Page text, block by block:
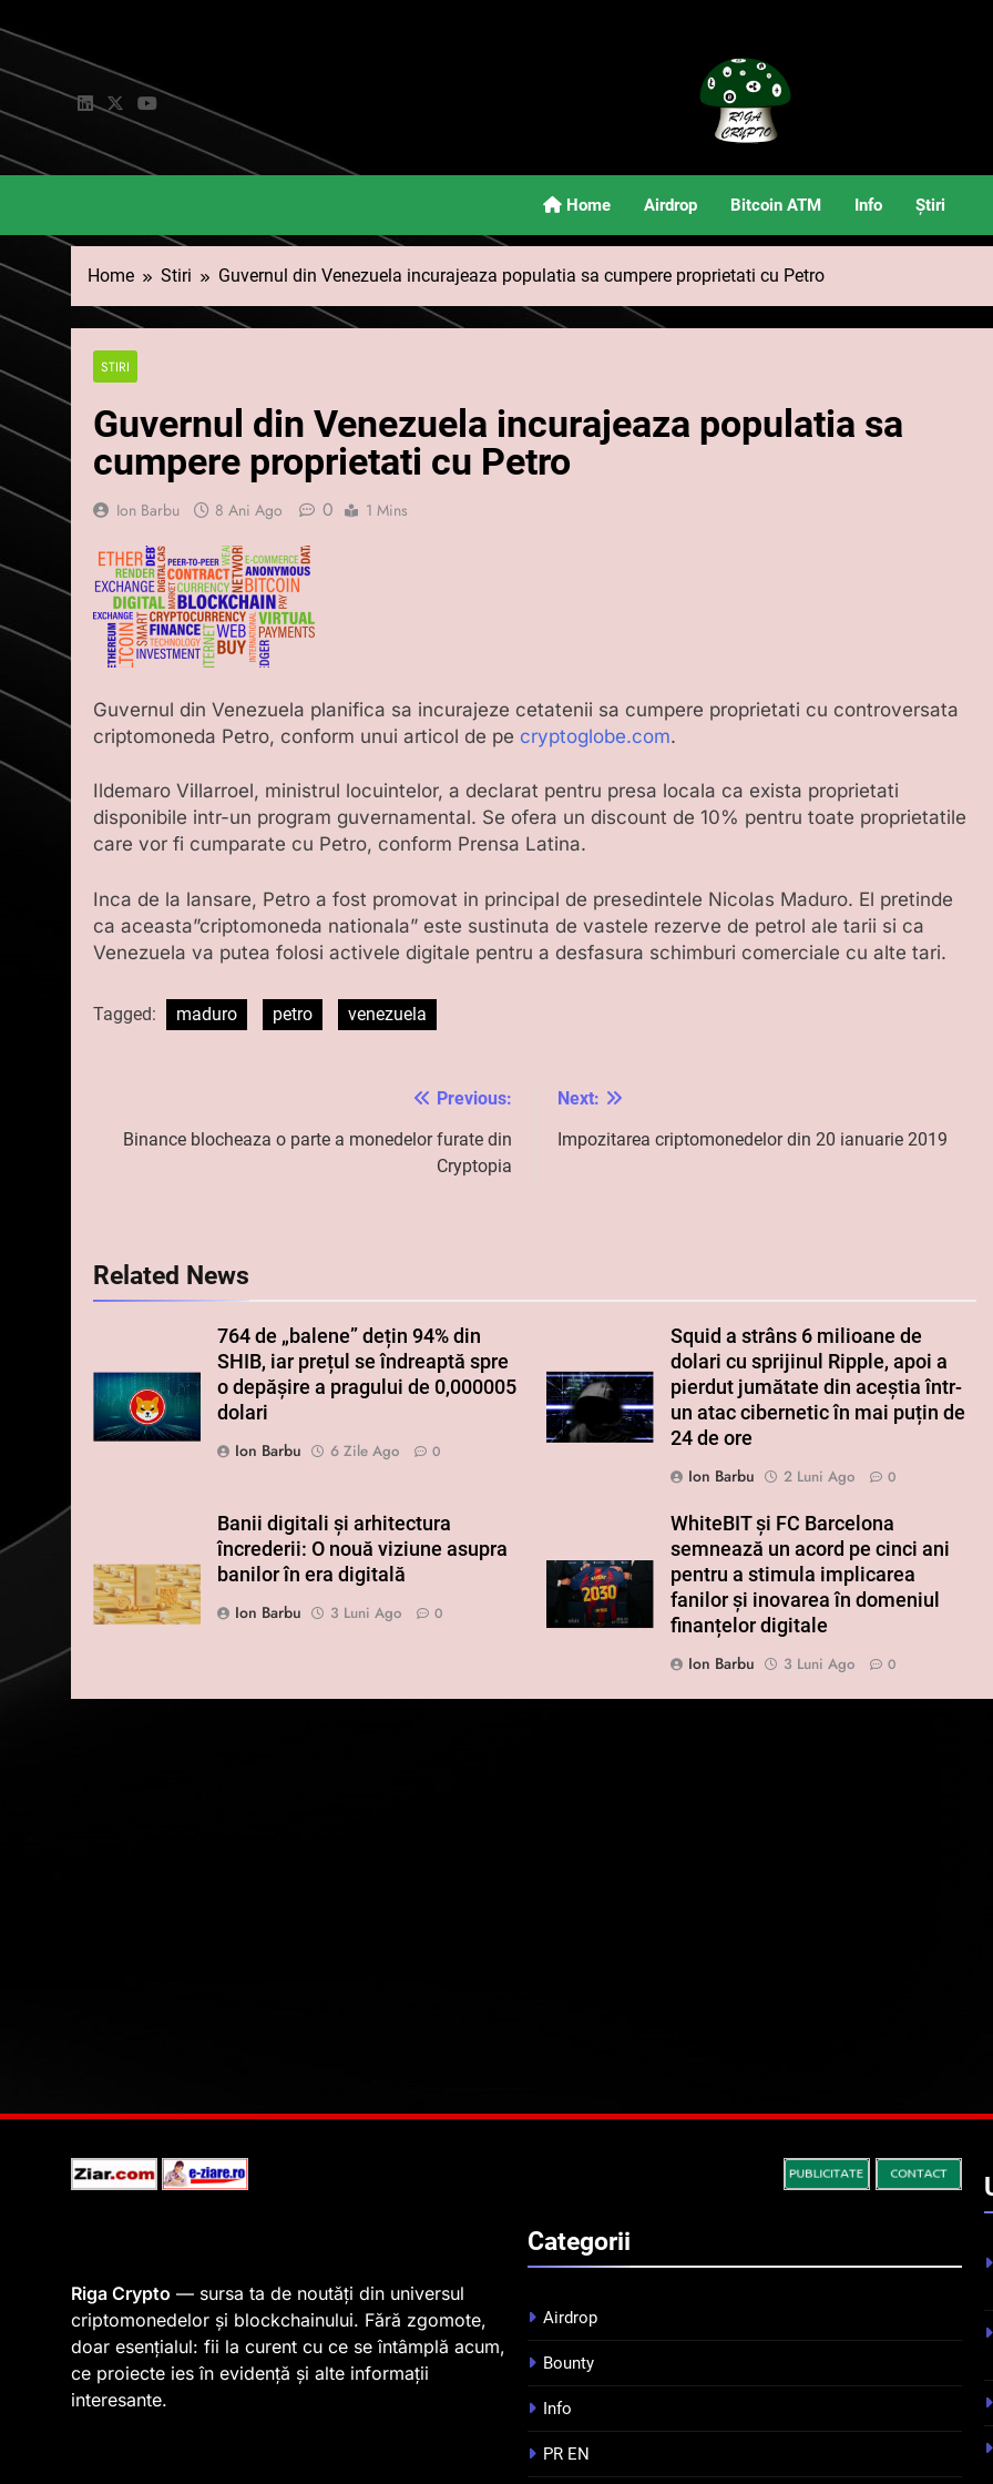
to
content
Riga Crypto
Știri Și Informații Despre Criptomonede.
Home Airdrop Bitcoin ATM Info Știri
Home Stiri Guvernul din Venezuela incurajeaza populatia sa cumpere proprietati cu Petro
STIRI
Guvernul din Venezuela incurajeaza populatia sa
cumpere proprietati cu Petro
Ion Barbu 8 Ani Ago 0 1 Mins
Guvernul din Venezuela planifica sa incurajeze cetatenii sa cumpere proprietati cu controversata
criptomoneda Petro, conform unui articol de pe cryptoglobe.com.
Ildemaro Villarroel, ministrul locuintelor, a declarat pentru presa locala ca exista proprietati
disponibile intr-un program guvernamental. Se ofera un discount de 10% pentru toate proprietatile
care vor fi cumparate cu Petro, conform Prensa Latina.
Inca de la lansare, Petro a fost promovat in principal de presedintele Nicolas Maduro. El pretinde
ca aceasta”criptomoneda nationala” este sustinuta de vastele rezerve de petrol ale tarii si ca
Venezuela va putea folosi activele digitale pentru a desfasura schimburi comerciale cu alte tari.
Tagged: maduro petro venezuela
în
Previous:
Binance blocheaza o parte a monedelor furate din
Cryptopia
Next:
Impozitarea criptomonedelor din 20 ianuarie 2019
Related News
764 de „balene” dețin 94% din
SHIB, iar prețul se îndreaptă spre
o depășire a pragului de 0,000005
dolari
Ion Barbu
6 Zile Ago 0
Squid a strâns 6 milioane de
dolari cu sprijinul Ripple, apoi a
pierdut jumătate din aceștia într-
un atac cibernetic în mai puțin de
24 de ore
Ion Barbu
2 Luni Ago 0
Banii digitali și arhitectura
încrederii: O nouă viziune asupra
banilor în era digitală
Ion Barbu
3 Luni Ago 0
WhiteBIT și FC Barcelona
semnează un acord pe cinci ani
pentru a stimula implicarea
fanilor și inovarea în domeniul
finanțelor digitale
Ion Barbu
3 Luni Ago 0
Riga Crypto — sursa ta de noutăți din universul
criptomonedelor și blockchainului. Fără zgomote,
doar esențialul: fii la curent cu ce se întâmplă acum,
ce proiecte ies în evidență și alte informații
interesante.
Categorii
Airdrop
Bounty
Info
PR EN